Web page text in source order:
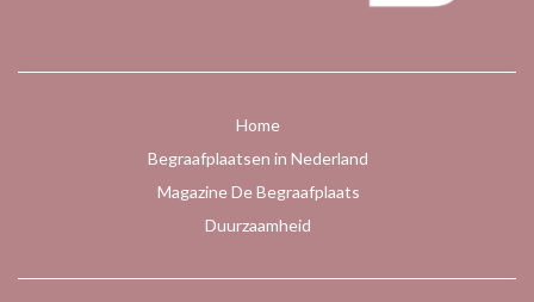
Home
Begraafplaatsen in Nederland
Magazine De Begraafplaats
Duurzaamheid